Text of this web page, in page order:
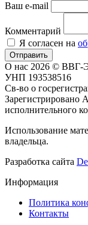
Ваш e-mail
Комментарий
Я согласен на
Отправить
О нас 2026 © ВВГ-
УНП 193538516
Св-во о
Зарегистрировано
исполнительного
Использование
владельца.
Разработка сайта
Информация
Политика
Контакты